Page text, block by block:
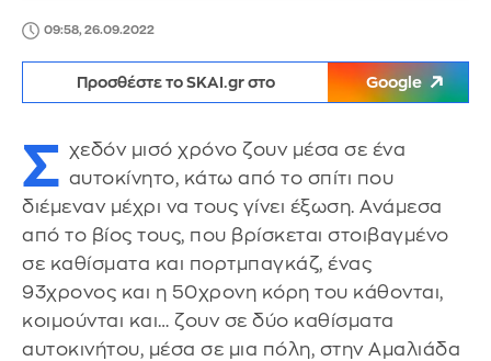
09:58, 26.09.2022
Προσθέστε το SKAI.gr στο Google
Σ χεδόν μισό χρόνο ζουν μέσα σε ένα
αυτοκίνητο, κάτω από το σπίτι που
διέμεναν μέχρι να τους γίνει έξωση. Ανάμεσα
από το βίος τους, που βρίσκεται στοιβαγμένο
σε καθίσματα και πορτμπαγκάζ, ένας
93χρονος και η 50χρονη κόρη του κάθονται,
κοιμούνται και… ζουν σε δύο καθίσματα
αυτοκινήτου, μέσα σε μια πόλη, στην Αμαλιάδα